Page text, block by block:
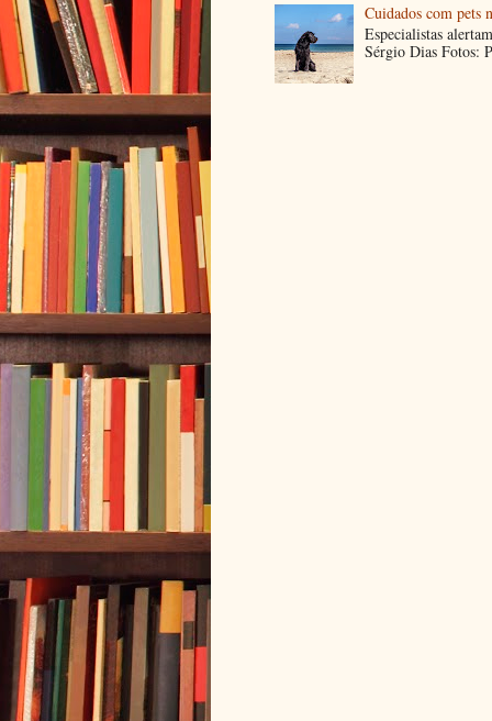
Cuidados com pets
Especialistas
Sérgio Dias Fotos: